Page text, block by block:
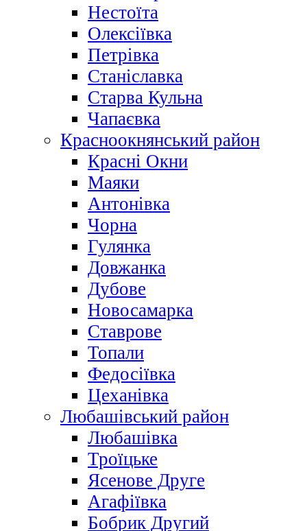
Нестоїта
Олексіївка
Петрівка
Станіславка
Старва Кульна
Чапаєвка
Красноокнянський район
Красні Окни
Маяки
Антонівка
Чорна
Гулянка
Довжанка
Дубове
Новосамарка
Ставрове
Топали
Федосіївка
Цеханівка
Любашівський район
Любашівка
Троїцьке
Ясенове Друге
Агафіївка
Бобрик Другий